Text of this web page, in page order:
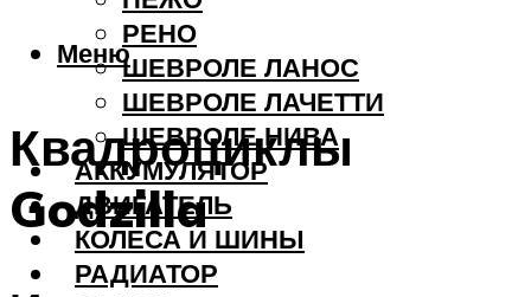
РЕНО
ШЕВРОЛЕ ЛАНОС
ШЕВРОЛЕ ЛАЧЕТТИ
ШЕВРОЛЕ НИВА
АККУМУЛЯТОР
ДВИГАТЕЛЬ
КОЛЕСА И ШИНЫ
РАДИАТОР
Меню
Квадроциклы
Godzilla